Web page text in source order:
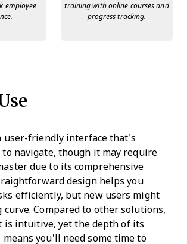
employee
training with online courses and
progress tracking.
user-friendly interface that’s
to navigate, though it may require
due to its comprehensive
design helps you
efficiently, but new users might
curve. Compared to other solutions,
is intuitive, yet the depth of its
you’ll need some time to